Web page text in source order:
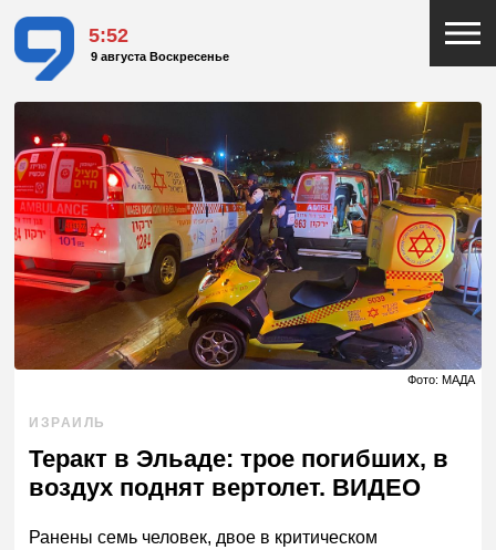
5:53
9 августа Воскресенье
Фото: МАДА
ИЗРАИЛЬ
Теракт в Эльаде: трое погибших, в
воздух поднят вертолет. ВИДЕО
Ранены семь человек, двое в критическом